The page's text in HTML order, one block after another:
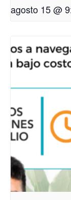
agosto 15 @